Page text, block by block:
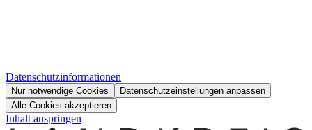
Datenschutzinformationen
Nur notwendige Cookies
Datenschutzeinstellungen anpassen
Alle Cookies akzeptieren
Inhalt anspringen